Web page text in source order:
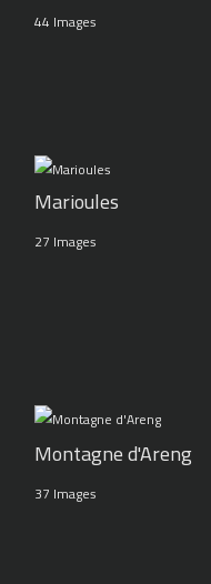
44 Images
Marioules
27 Images
Montagne d'Areng
37 Images